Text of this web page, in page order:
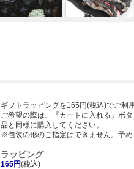
ギフトラッピングを165円(税込)でご利
ご希望の際は、『カートに入れる』ボ
品と同様に購入してください。
※包装の形のご指定はできません。予め
ラッピング
165円(税込)